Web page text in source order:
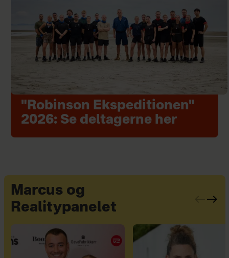
"Robinson Ekspeditionen"
2026: Se deltagerne her
Marcus og
Realitypanelet